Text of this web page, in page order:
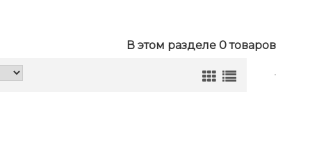
В этом разделе 0 товаров